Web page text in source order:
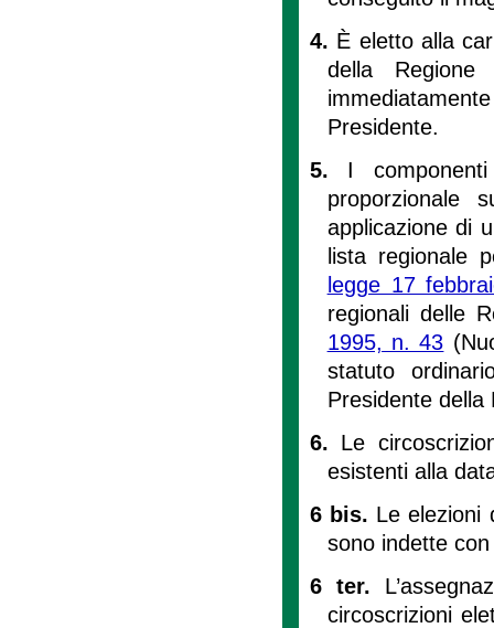
4. È eletto alla
della
Presidente.
5. I
proporzionale
applicazione di
lista regionale
legge 17
regionali delle
1995, n. 43
statuto
Presidente della
6. Le
esistenti alla
6 bis. Le elezioni
sono indette
6 ter.
circoscrizioni